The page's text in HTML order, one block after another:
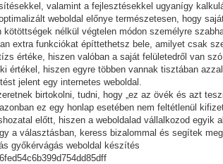
valamint a fejlesztésekkel ugyanígy
weboldal előnye természetesen, hogy
kötöttségek nélkül végtelen módon személyre
extra funkciókat építtethetsz bele, amilyet csak
értéke, hiszen valóban a saját felületedről van
értékel, hiszen egyre többen vannak tisztában
jelent egy internetes weboldal.
birtokolni, tudni, hogy „ez az övék és azt
ez egy honlap esetében nem feltétlenül
előtt, hiszen a weboldalad vállalkozod egyik
a választásban, keress bizalommal és segítek
győkérvágás weboldal készítés